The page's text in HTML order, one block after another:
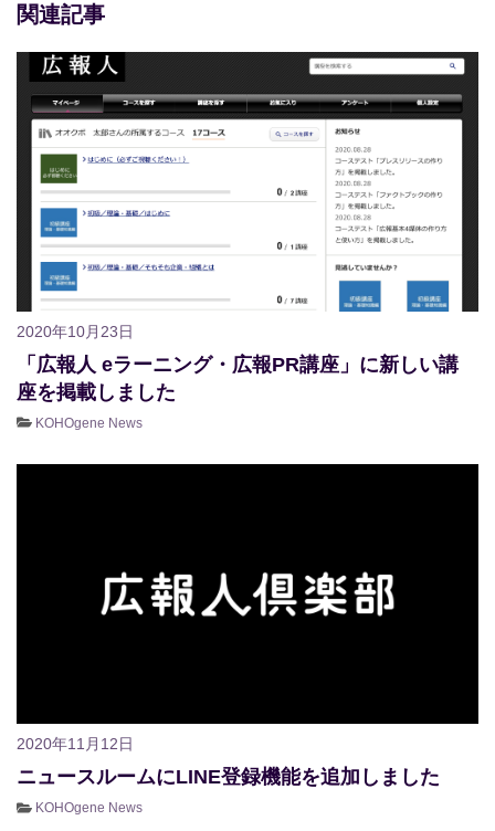
関連記事
2020年10月23日
「広報人 eラーニング・広報PR講座」に新しい講
座を掲載しました
KOHOgene News
2020年11月12日
ニュースルームにLINE登録機能を追加しました
KOHOgene News